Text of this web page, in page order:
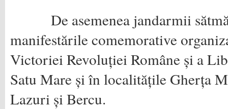
De asemenea jandarmii
manifestările comemorative
Victoriei Revoluției Române și a
Satu Mare și în localitățile Gherța
Lazuri și Bercu.